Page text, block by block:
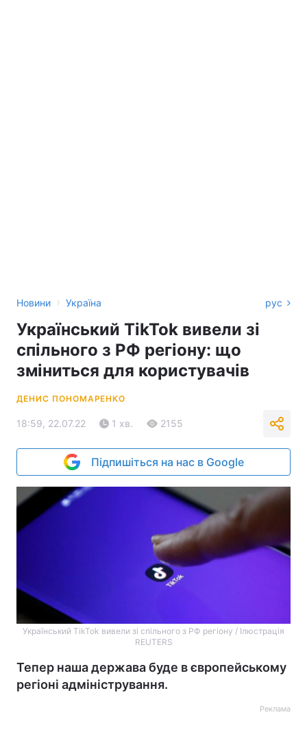
Новини › Україна рус
Український TikTok вивели зі
спільного з РФ регіону: що
зміниться для користувачів
ДЕНИС ПОНОМАРЕНКО
18:59, 22.07.22 1 хв. 2155
Підпишіться на нас в Google
Український TikTok вивели зі спільного з РФ регіону / Ілюстрація
REUTERS
Тепер наша держава буде в європейському
регіоні адміністрування.
Реклама